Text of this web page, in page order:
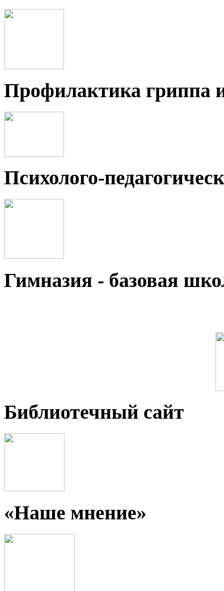
Профилактика
Психолого-
Гимназия - базовая
Библиотечный сайт
«Наше мнение»